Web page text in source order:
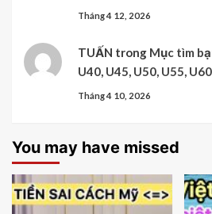
Tháng 4 12, 2026
TUẤN trong Mục tìm
U40, U45, U50, U55,
Tháng 4 10, 2026
You may have missed